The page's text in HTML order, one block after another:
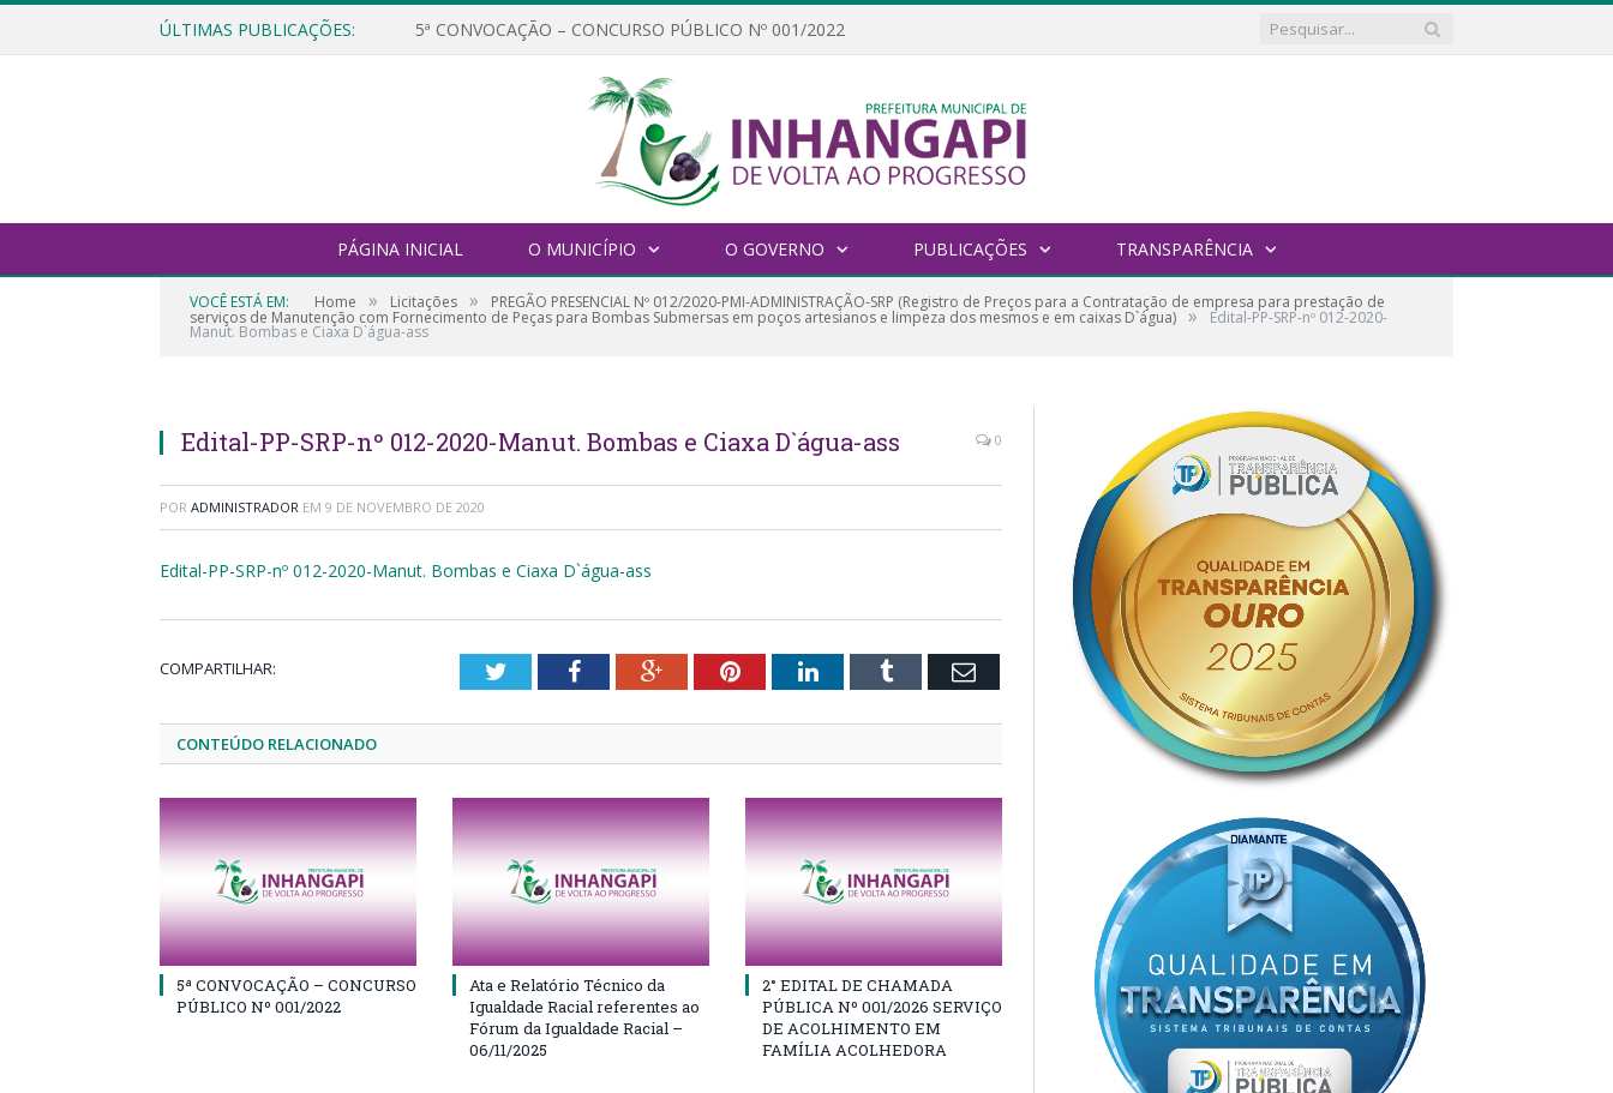
ÚLTIMAS PUBLICAÇÕES: 5ª CONVOCAÇÃO – CONCURSO PÚBLICO Nº 001/2022
PÁGINA INICIAL O MUNICÍPIO O GOVERNO PUBLICAÇÕES TRANSPARÊNCIA
VOCÊ ESTÁ EM: Home » Licitações » PREGÃO PRESENCIAL Nº 012/2020-PMI-ADMINISTRAÇÃO-SRP (Registro de Preços para a Contratação de empresa para prestação de
serviços de Manutenção com Fornecimento de Peças para Bombas Submersas em poços artesianos e limpeza dos mesmos e em caixas D`água) » Edital-PP-SRP-nº 012-2020-
Manut. Bombas e Ciaxa D`água-ass
Edital-PP-SRP-nº 012-2020-Manut. Bombas e Ciaxa D`água-ass 0
POR ADMINISTRADOR EM 9 DE NOVEMBRO DE 2020
Edital-PP-SRP-nº 012-2020-Manut. Bombas e Ciaxa D`água-ass
COMPARTILHAR: TwitterFacebookGoogle+PinterestLinkedInTumblr Email
CONTEÚDO RELACIONADO
5ª CONVOCAÇÃO – CONCURSO
PÚBLICO Nº 001/2022
Ata e Relatório Técnico da
Igualdade Racial referentes ao
Fórum da Igualdade Racial –
06/11/2025
2° EDITAL DE CHAMADA
PÚBLICA Nº 001/2026 SERVIÇO
DE ACOLHIMENTO EM
FAMÍLIA ACOLHEDORA